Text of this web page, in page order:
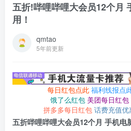
五折!哔哩哔哩大会员12个月
用！
qmtao
5年前更新
每日红包点此 福利线报点
饿了么红包 美团每日红包
拼多多每日红包 话费充值优
五折哔哩哔哩大会员12个月 手机电